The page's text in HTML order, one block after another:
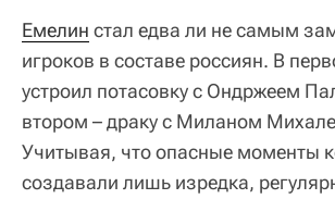
Емелин стал едва ли не самым
игроков в составе россиян. В
устроил потасовку с Ондржеем
втором – драку с Миланом
Учитывая, что опасные моменты
создавали лишь изредка,